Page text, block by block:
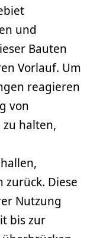
und
Bauten
Vorlauf. Um
reagieren
von
halten,
zurück. Diese
Nutzung
bis zur